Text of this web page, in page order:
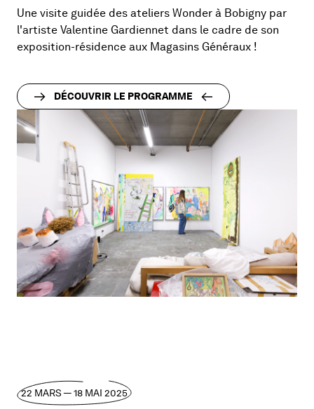
Une visite guidée des ateliers Wonder à Bobigny par
l'artiste Valentine Gardiennet dans le cadre de son
exposition-résidence aux Magasins Généraux !
DÉCOUVRIR LE PROGRAMME
22 MARS — 18 MAI 2025